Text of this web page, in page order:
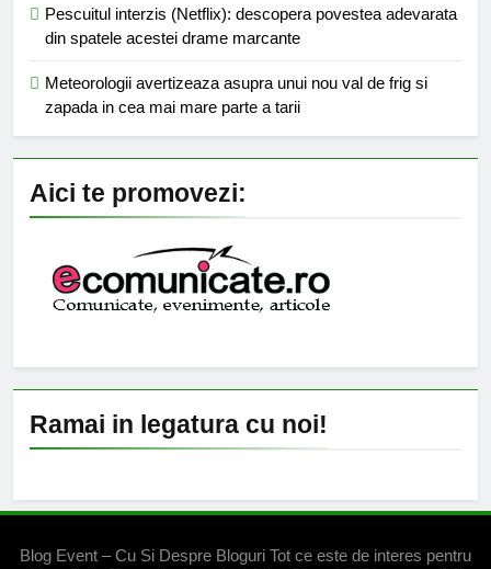
Pescuitul interzis (Netflix): descopera povestea adevarata
din spatele acestei drame marcante
Meteorologii avertizeaza asupra unui nou val de frig si
zapada in cea mai mare parte a tarii
Aici te promovezi:
Ramai in legatura cu noi!
Blog Event – Cu Si Despre Bloguri Tot ce este de interes pentru